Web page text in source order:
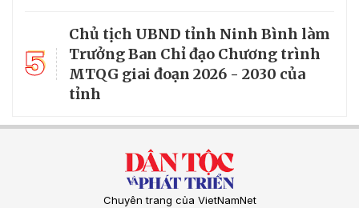
5
Chủ tịch UBND tỉnh Ninh Bình làm
Trưởng Ban Chỉ đạo Chương trình
MTQG giai đoạn 2026 - 2030 của
tỉnh
Chuyên trang của VietNamNet